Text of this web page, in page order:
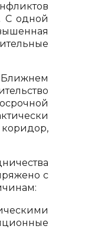
С одной
Ближнем
коридор,
с